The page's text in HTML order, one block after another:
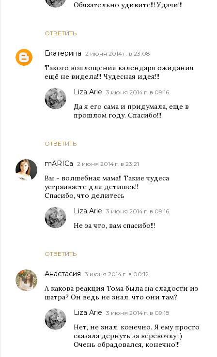
ОТВЕТИТЬ
Обязательно удивите!!! Удачи!!!
Екатерина 2 июня 2014 г. в 23:08
Такого воплощения календаря ожидания
ещё не видела!!! Чудесная идея!!!
ОТВЕТИТЬ
Liza Arie 3 июня 2014 г. в 09:16
Да я его сама и придумала, еще в
прошлом году. Спасибо!!!
mARICa 2 июня 2014 г. в 23:21
Вы - волшебная мама!! Такие чудеса
устраиваете для детишек!!
Спасибо, что делитесь
ОТВЕТИТЬ
Liza Arie 3 июня 2014 г. в 09:16
Не за что, вам спасибо!!!
Анастасия 3 июня 2014 г. в 00:12
А какова реакция Тома была на сладости из
шатра? Он ведь не знал, что они там?
Liza Arie 3 июня 2014 г. в 09:18
Нет, не знал, конечно. Я ему просто
сказала дернуть за веревочку :)
Очень обрадовался, конечно!!!